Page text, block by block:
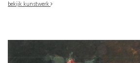
bekijk kunstwerk